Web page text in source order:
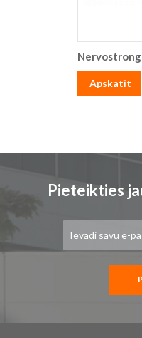
Nervostrong
Apskatīt
Pieteikties
saņemšanai: